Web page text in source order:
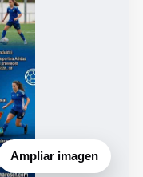
Ampliar imagen